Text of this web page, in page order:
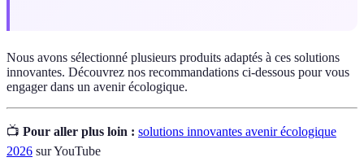
Nous avons sélectionné plusieurs produits adaptés à ces solutions
innovantes. Découvrez nos recommandations ci-dessous pour vous
engager dans un avenir écologique.
📺 Pour aller plus loin : solutions innovantes avenir écologique
2026 sur YouTube